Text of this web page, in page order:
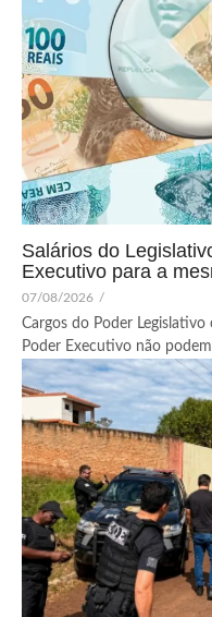
Salários do
Executivo para a
07/08/2026 /
Cargos do Poder
Poder Executivo não